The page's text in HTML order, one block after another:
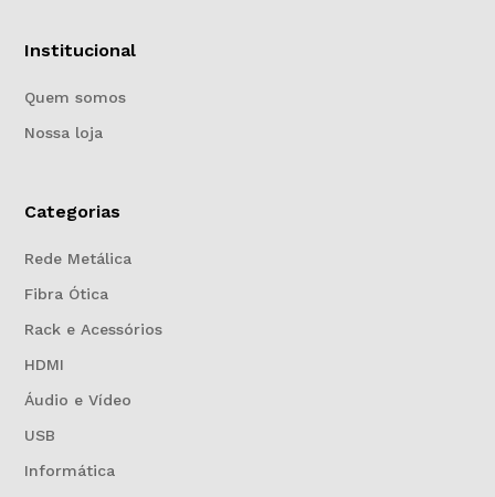
Institucional
Quem somos
Nossa loja
Categorias
Rede Metálica
Fibra Ótica
Rack e Acessórios
HDMI
Áudio e Vídeo
USB
Informática